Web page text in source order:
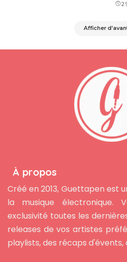
Afficher
À propos
Créé en 2013, Guettapen est
la musique électronique.
exclusivité toutes les
releases de vos artistes
playlists, des récaps d'évents,